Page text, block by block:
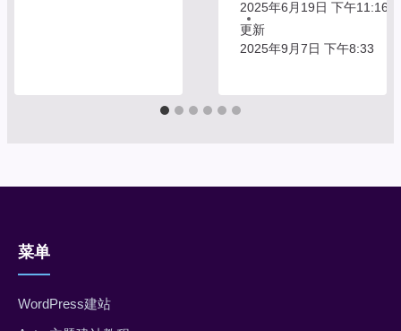
2025年6月19日 下午11:16
更新
2025年9月7日 下午8:33
菜单
WordPress建站